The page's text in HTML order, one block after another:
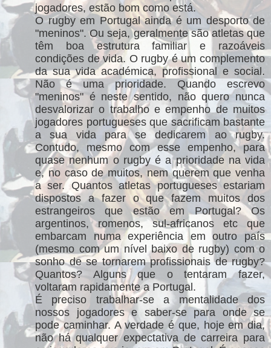
jogadores, estão bom como está.
O rugby em Portugal ainda é um desporto de
"meninos". Ou seja, geralmente são atletas que
têm boa estrutura familiar e razoáveis
condições de vida. O rugby é um complemento
da sua vida académica, profissional e social.
Não é uma prioridade. Quando escrevo
"meninos" é neste sentido, não quero nunca
desvalorizar o trabalho e empenho de muitos
jogadores portugueses que sacrificam bastante
a sua vida para se dedicarem ao rugby.
Contudo, mesmo com esse empenho, para
quase nenhum o rugby é a prioridade na vida
e, no caso de muitos, nem querem que venha
a ser. Quantos atletas portugueses estariam
dispostos a fazer o que fazem muitos dos
estrangeiros que estão em Portugal? Os
argentinos, romenos, sul-africanos etc que
embarcam numa experiência em outro país
(mesmo com um nível baixo de rugby) com o
sonho de se tornarem profissionais de rugby?
Quantos? Alguns que o tentaram fazer,
voltaram rapidamente a Portugal.
É preciso trabalhar-se a mentalidade dos
nossos jogadores e saber-se para onde se
pode caminhar. A verdade é que, hoje em dia,
não há qualquer expectativa de carreira para